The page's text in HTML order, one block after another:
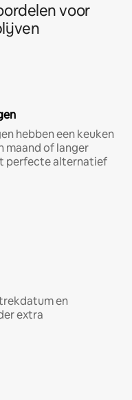
voor
hebben een keuken
maand of langer
perfecte alternatief
en
extra